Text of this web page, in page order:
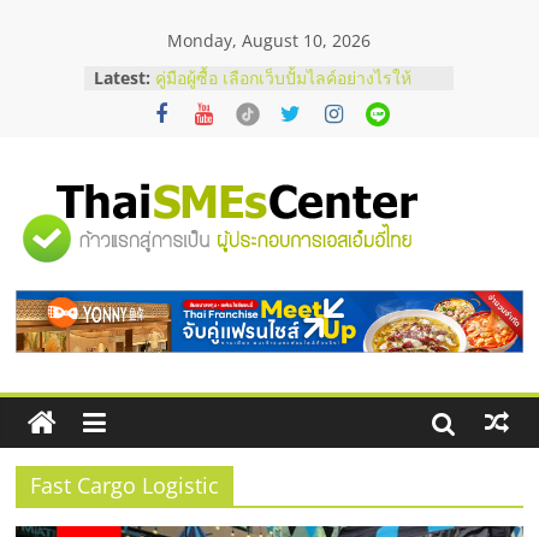
Monday, August 10, 2026
Latest: คู่มือผู้ซื้อ เลือกเว็บปั้มไลค์อย่างไรให้
เหมาะกับเป้าหมายของธุรกิจ
เว็บปั้มวิวช่วยธุรกิจออนไลน์ได้จริงหรือ
ปั้มฟอลติ๊กตอกที่เจ้าของธุรกิจควรรู้
อยากหาเงินทุน เพิ่มสภาพคล่องให้ธุรกิจ
เริ่มยังไงให้ผ่านฉลุย
บริการน้ำมัน Shell
"ศูนย์
รวม
ข้อมูล
ธุรกิจ
SME
Fast Cargo Logistic